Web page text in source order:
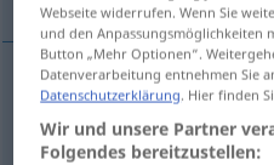
kalkulacija Kalkulation
Webseite widerrufen. Wenn Sie
und den Anpassungsmöglichkeiten
Button „Mehr Optionen“.
Datenverarbeitung entnehmen Sie
Datenschutzerklärung. Hier finden
Wir und unsere Partner
Folgendes bereitzustellen: